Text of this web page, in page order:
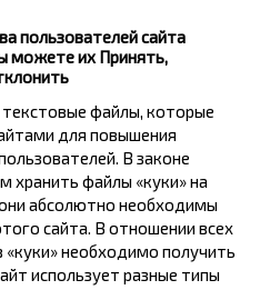
Купить
из города
Купить
пользователей сайта
можете их Принять,
файлы, которые
для повышения
В законе
файлы «куки» на
абсолютно необходимы
сайта. В отношении всех
необходимо получить
использует разные типы